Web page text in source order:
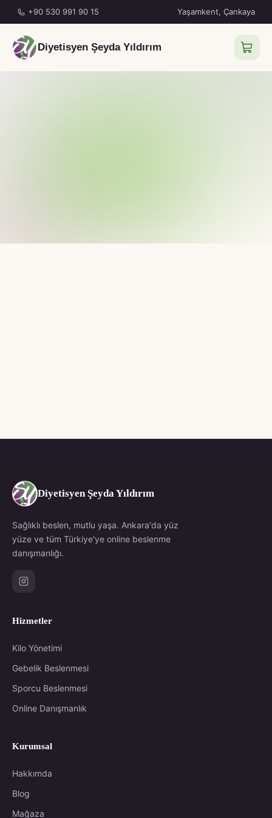
+90 530 991 90 15 Yaşamkent, Çankaya
Diyetisyen Şeyda Yıldırım
Diyetisyen Şeyda Yıldırım
Sağlıklı beslen, mutlu yaşa. Ankara'da yüz
yüze ve tüm Türkiye'ye online beslenme
danışmanlığı.
Hizmetler
Kilo Yönetimi
Gebelik Beslenmesi
Sporcu Beslenmesi
Online Danışmanlık
Kurumsal
Hakkımda
Blog
Mağaza